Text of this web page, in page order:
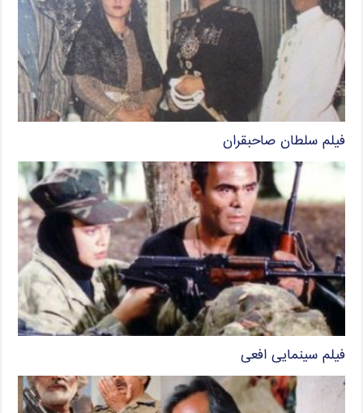
فیلم سلطان صاحبقران
فیلم سینمایی افعی